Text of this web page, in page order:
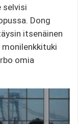
selvisi
Dong
itsenäinen
omia